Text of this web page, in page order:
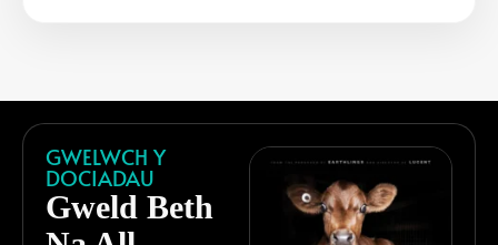
GWELWCH Y
DOCIADAU
Gweld Beth